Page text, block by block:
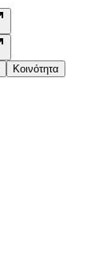
Κοινότητα